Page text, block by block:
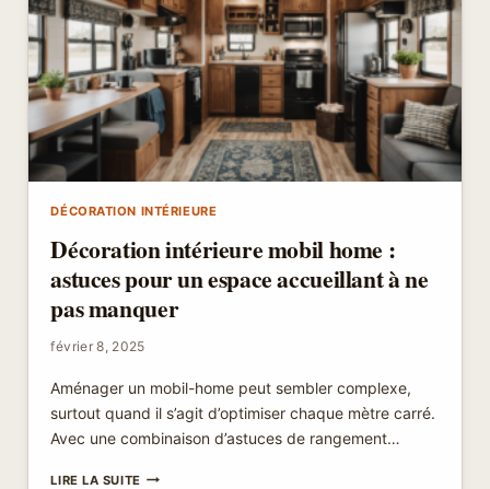
DÉCORATION INTÉRIEURE
Décoration intérieure mobil home :
astuces pour un espace accueillant à ne
pas manquer
février 8, 2025
Aménager un mobil-home peut sembler complexe,
surtout quand il s’agit d’optimiser chaque mètre carré.
Avec une combinaison d’astuces de rangement…
LIRE LA SUITEDÉCORATION